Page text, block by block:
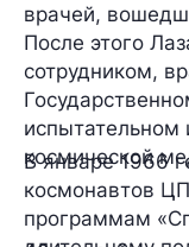
врачей,
После этого
сотрудником,
испытательном
космической
В январе 1966
космонавтов
программам